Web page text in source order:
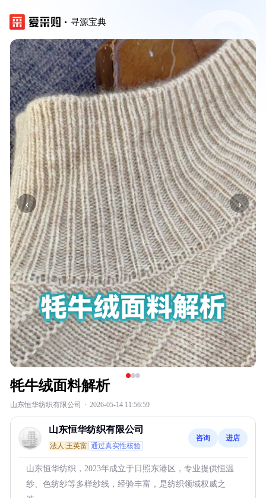
寻源宝典
‹ ›
牦牛绒面料解析
山东恒华纺织有限公司 · 2026-05-14 11:56:59
山东恒华纺织有限公司
法人:王英富 通过真实性核验
咨询 进店
山东恒华纺织，2023年成立于日照东港区，专业提供恒温
纱、色纺纱等多样纱线，经验丰富，是纺织领域权威之